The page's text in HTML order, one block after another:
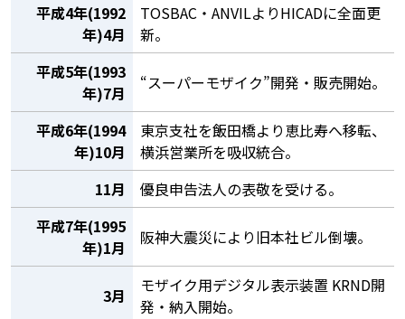
平成4年(1992
年)4月
TOSBAC・ANVILよりHICADに全面更
新。
平成5年(1993
年)7月
“スーパーモザイク”開発・販売開始。
平成6年(1994
年)10月
東京支社を飯田橋より恵比寿へ移転、
横浜営業所を吸収統合。
11月
優良申告法人の表敬を受ける。
平成7年(1995
年)1月
阪神大震災により旧本社ビル倒壊。
3月
モザイク用デジタル表示装置 KRND開
発・納入開始。